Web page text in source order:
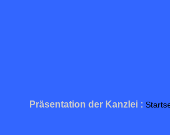
Präsentation der Kanzlei :